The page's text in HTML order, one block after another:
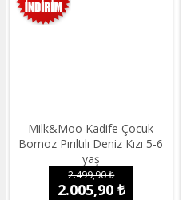
Milk&Moo Kadife Çocuk
Bornoz Pırıltılı Deniz Kızı 5-6
yaş
2.499,90 ₺
2.005,90 ₺